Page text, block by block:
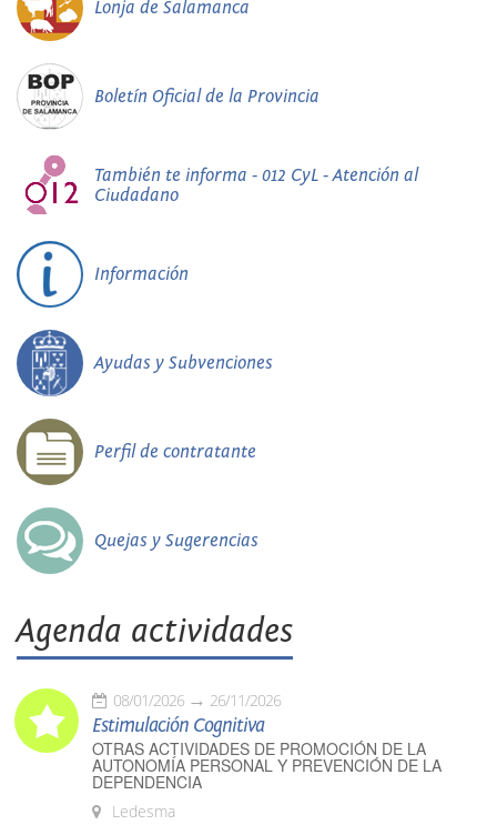
Lonja de Salamanca
Boletín Oficial de la Provincia
También te informa - 012 CyL - Atención al
Ciudadano
Información
Ayudas y Subvenciones
Perfil de contratante
Quejas y Sugerencias
Agenda actividades
08/01/2026 26/11/2026
Estimulación Cognitiva
OTRAS ACTIVIDADES DE PROMOCIÓN DE LA
AUTONOMÍA PERSONAL Y PREVENCIÓN DE LA
DEPENDENCIA
Ledesma